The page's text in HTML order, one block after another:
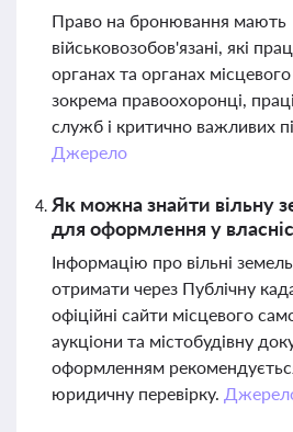
Право на бронювання мають
військовозобов'язані, які
органах та органах
зокрема правоохоронці,
служб і критично важливих
Джерело
Як можна знайти вільну
для оформлення у
Інформацію про вільні
отримати через Публічну
офіційні сайти місцевого
аукціони та містобудівну
оформленням
юридичну перевірку.